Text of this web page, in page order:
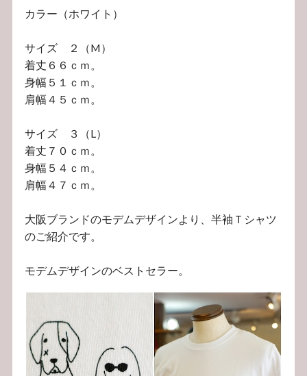
カラー（ホワイト）
サイズ ２（M）
着丈６６ｃｍ。
身幅５１ｃｍ。
肩幅４５ｃｍ。
サイズ ３（L）
着丈７０ｃｍ。
身幅５４ｃｍ。
肩幅４７ｃｍ。
大阪ブランドのモデムデザインより、半袖Ｔシャツ
のご紹介です。
モデムデザインのベストセラー。